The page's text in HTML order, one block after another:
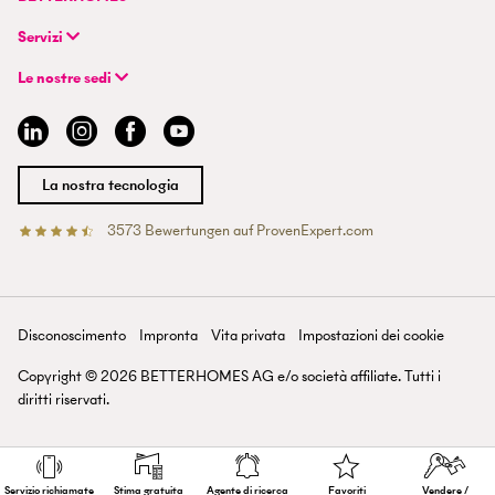
info@betterhomes.ch
FAQ | Diventare un agente immobiliare
Azienda
Esperienze di BETTERHOMES
Lavoro
Sedi
Stampa
Servizi
Cercare immobili
Stima dei beni immobili
Guida immobiliare
Diventare un agente immobiliare
Le nostre sedi
Basilea
Coira
Losanna
Lucerna
San Gallo
Lago di Zurigo
La nostra tecnologia
3573Bewertungen auf ProvenExpert.com
Disconoscimento Impronta Vita privata
Impostazioni dei cookie
Copyright ©2026 BETTERHOMES AG e/o società affiliate. Tutti i
diritti riservati.
Servizio richiamate Stima gratuita Agente di ricerca Favoriti Vendere /